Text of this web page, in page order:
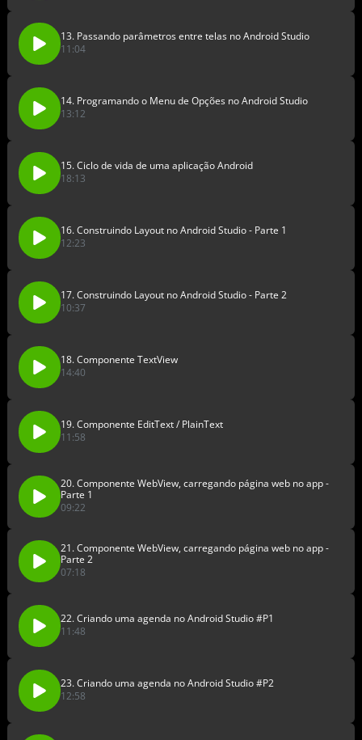
13. Passando parâmetros entre telas no Android Studio
11:04
14. Programando o Menu de Opções no Android Studio
13:12
15. Ciclo de vida de uma aplicação Android
18:13
16. Construindo Layout no Android Studio - Parte 1
12:23
17. Construindo Layout no Android Studio - Parte 2
10:37
18. Componente TextView
14:40
19. Componente EditText / PlainText
11:58
20. Componente WebView, carregando página web no app -
Parte 1
09:22
21. Componente WebView, carregando página web no app -
Parte 2
07:18
22. Criando uma agenda no Android Studio #P1
11:48
23. Criando uma agenda no Android Studio #P2
12:58